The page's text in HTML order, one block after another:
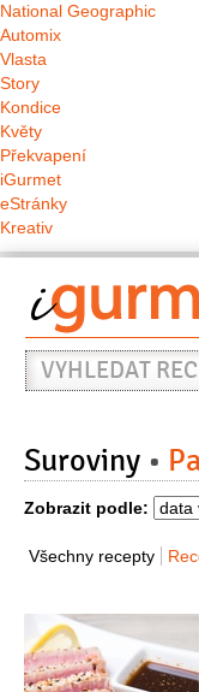
National Geographic
Automix
Vlasta
Story
Kondice
Květy
Překvapení
iGurmet
eStránky
Kreativ
Vyhledat
recept
Suroviny
Zobrazit podle:
Všechny recepty